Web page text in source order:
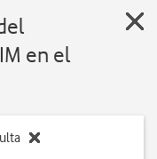
en el